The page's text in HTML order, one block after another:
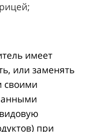
имеет
или заменять
своими
при